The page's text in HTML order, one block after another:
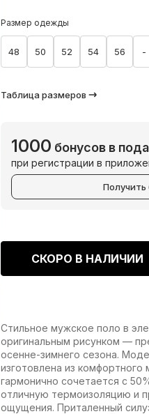
Размер одежды
48 50 52 54 56 -
Таблица размеров
1000 бонусов в
при регистрации в
Получить
СКОРО В НАЛИЧИИ
Стильное мужское поло в
оригинальным рисунком —
осенне-зимнего сезона.
изготовлена из
гармонично сочетается с
отличную термоизоляцию и
ощущения. Приталенный